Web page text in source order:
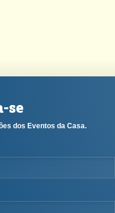
se
dos Eventos da Casa.